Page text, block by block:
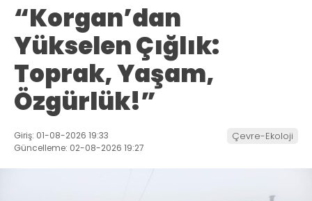
“Korgan’dan
Yükselen Çığlık:
Toprak, Yaşam,
Özgürlük!”
Giriş: 01-08-2026 19:33
Güncelleme: 02-08-2026 19:27
Çevre-Ekoloji